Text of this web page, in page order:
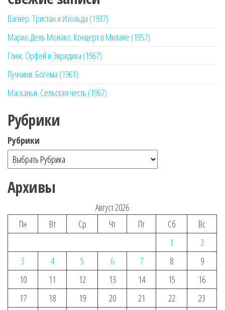
Вагнер. Тристан и Изольда (1937)
Марио Дель Монако. Концерт в Милане (1957)
Глюк. Орфей и Эвридика (1967)
Пуччини. Богема (1961)
Масканьи. Сельская честь (1967)
Рубрики
Рубрики
Архивы
Август 2026
Пн
Вт Ср Чт Пт Сб
Вс
1
2
3
4 5 6 7 8
9
10
11 12 13 14 15
16
17
18 19 20 21 22
23